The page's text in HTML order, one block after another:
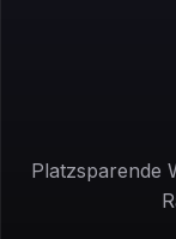
Platzsparende